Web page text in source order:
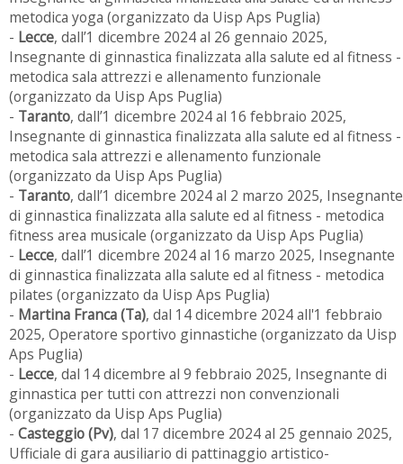
metodica yoga (organizzato da Uisp Aps Puglia)
- Lecce, dall’1 dicembre 2024 al 26 gennaio 2025,
Insegnante di ginnastica finalizzata alla salute ed al fitness -
metodica sala attrezzi e allenamento funzionale
(organizzato da Uisp Aps Puglia)
- Taranto, dall’1 dicembre 2024 al 16 febbraio 2025,
Insegnante di ginnastica finalizzata alla salute ed al fitness -
metodica sala attrezzi e allenamento funzionale
(organizzato da Uisp Aps Puglia)
- Taranto, dall’1 dicembre 2024 al 2 marzo 2025, Insegnante
di ginnastica finalizzata alla salute ed al fitness - metodica
fitness area musicale (organizzato da Uisp Aps Puglia)
- Lecce, dall’1 dicembre 2024 al 16 marzo 2025, Insegnante
di ginnastica finalizzata alla salute ed al fitness - metodica
pilates (organizzato da Uisp Aps Puglia)
- Martina Franca (Ta), dal 14 dicembre 2024 all'1 febbraio
2025, Operatore sportivo ginnastiche (organizzato da Uisp
Aps Puglia)
- Lecce, dal 14 dicembre al 9 febbraio 2025, Insegnante di
ginnastica per tutti con attrezzi non convenzionali
(organizzato da Uisp Aps Puglia)
- Casteggio (Pv), dal 17 dicembre 2024 al 25 gennaio 2025,
Ufficiale di gara ausiliario di pattinaggio artistico-